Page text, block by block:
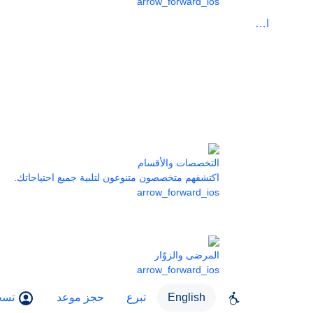
الرعاية
التخصصات والأقسام
اكتشفهم متخصصون متنوعون لتلبية جميع احتياجاتك.
arrow_forward_ios
المرضى والزوّار
arrow_forward_ios
English تبرع حجز موعد